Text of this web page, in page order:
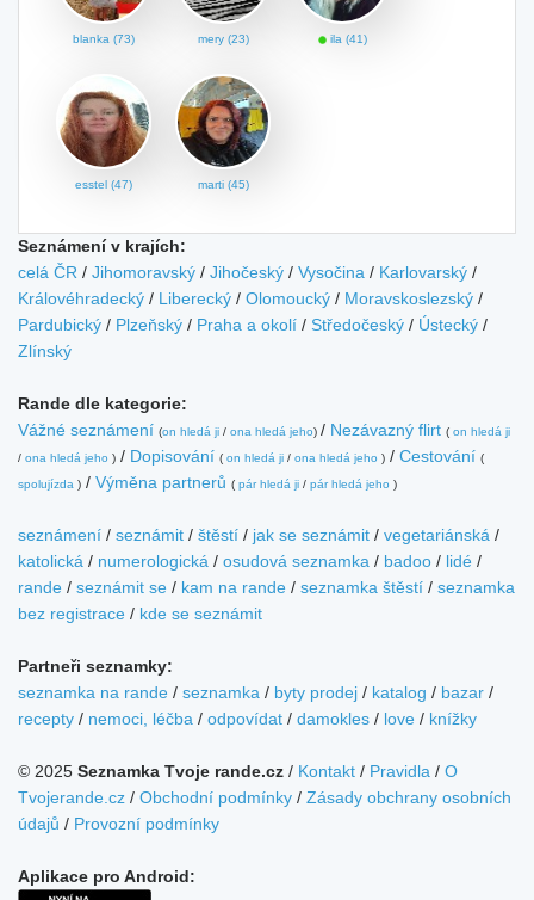
blanka (73) mery (23) ila (41)
esstel (47) marti (45)
Seznámení v krajích:
celá ČR / Jihomoravský / Jihočeský / Vysočina / Karlovarský /
Královéhradecký / Liberecký / Olomoucký / Moravskoslezský /
Pardubický / Plzeňský / Praha a okolí / Středočeský / Ústecký /
Zlínský
Rande dle kategorie:
Vážné seznámení (on hledá ji / ona hledá jeho) / Nezávazný flirt ( on hledá ji
/ ona hledá jeho ) / Dopisování ( on hledá ji / ona hledá jeho ) / Cestování (
spolujízda ) / Výměna partnerů ( pár hledá ji / pár hledá jeho )
seznámení / seznámit / štěstí / jak se seznámit / vegetariánská /
katolická / numerologická / osudová seznamka / badoo / lidé /
rande / seznámit se / kam na rande / seznamka štěstí / seznamka
bez registrace / kde se seznámit
Partneři seznamky:
seznamka na rande / seznamka / byty prodej / katalog / bazar /
recepty / nemoci, léčba / odpovídat / damokles / love / knížky
© 2025 Seznamka Tvoje rande.cz / Kontakt / Pravidla / O
Tvojerande.cz / Obchodní podmínky / Zásady obchrany osobních
údajů / Provozní podmínky
Aplikace pro Android: